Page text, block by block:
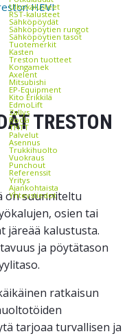
Ulkokalusteet
RST-kalusteet
Sähköpöydät
Sähköpöytien rungot
Sähköpöytien tasot
Tuotemerkit
Kasten
Treston tuotteet
Kongamek
Axelent
Mitsubishi
EP-Equipment
Kito Erikkilä
EdmoLift
Zallys
Rocla
THTT
Palvelut
Asennus
Trukkihuolto
Vuokraus
Punchout
Referenssit
Yritys
Ajankohtaista
Yhteystiedot
HEVI
TRESTON
on suunniteltu
osien tai
järeää kalustusta.
ja pöytätason
ratkaisun
tarjoaa turvallisen ja